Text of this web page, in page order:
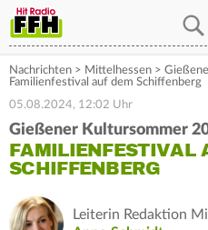
Nachrichten > Mittelhessen >
Familienfestival auf dem Schiffenberg
05.08.2024, 12:02 Uhr
Gießener Kultursommer
FAMILIENFESTIVAL
SCHIFFENBERG
Leiterin Redaktion